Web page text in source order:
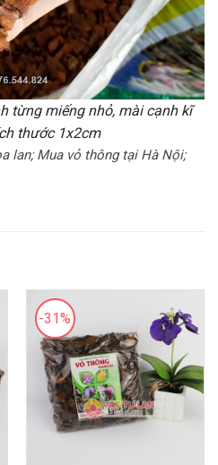
từng miếng nhỏ, mài cạnh kĩ
thước 1x2cm
lan; Mua vỏ thông tại Hà Nội;
-31%